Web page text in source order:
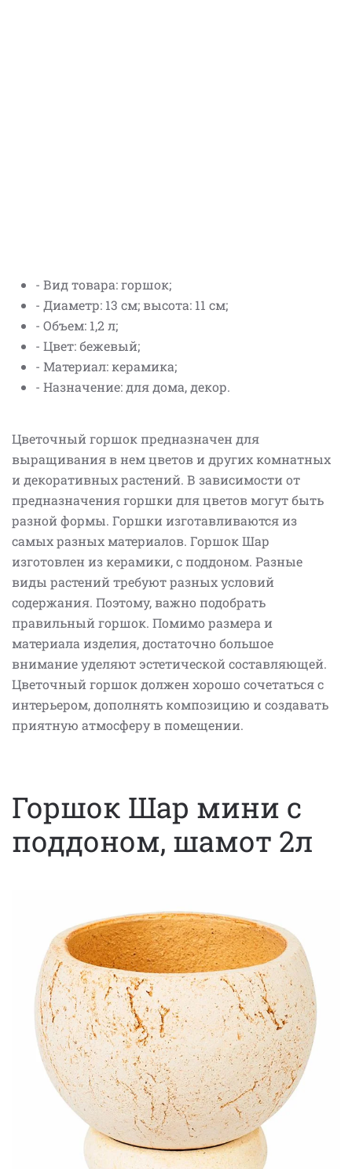
- Вид товара: горшок;
- Диаметр: 13 см; высота: 11 см;
- Объем: 1,2 л;
- Цвет: бежевый;
- Материал: керамика;
- Назначение: для дома, декор.
Цветочный горшок предназначен для
выращивания в нем цветов и других комнатных
и декоративных растений. В зависимости от
предназначения горшки для цветов могут быть
разной формы. Горшки изготавливаются из
самых разных материалов. Горшок Шар
изготовлен из керамики, с поддоном. Разные
виды растений требуют разных условий
содержания. Поэтому, важно подобрать
правильный горшок. Помимо размера и
материала изделия, достаточно большое
внимание уделяют эстетической составляющей.
Цветочный горшок должен хорошо сочетаться с
интерьером, дополнять композицию и создавать
приятную атмосферу в помещении.
Горшок Шар мини с
поддоном, шамот 2л